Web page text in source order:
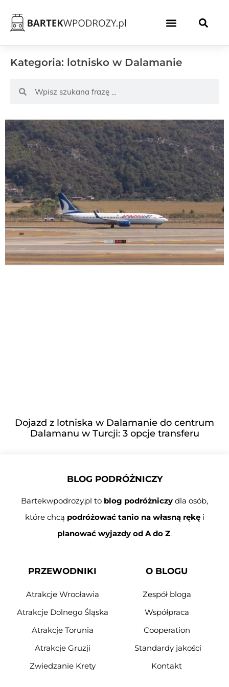
Kategoria: lotnisko w Dalamanie
Dojazd z lotniska w Dalamanie do centrum
Dalamanu w Turcji: 3 opcje transferu
BLOG PODRÓŻNICZY
Bartekwpodrozy.pl to blog podróżniczy dla osób,
które chcą podróżować tanio na własną rękęi
planować wyjazdy od A do Z.
PRZEWODNIKI
Atrakcje Wrocławia
Atrakcje Dolnego Śląska
Atrakcje Torunia
Atrakcje Gruzji
Zwiedzanie Krety
O BLOGU
Zespół bloga
Współpraca
Cooperation
Standardy jakości
Kontakt